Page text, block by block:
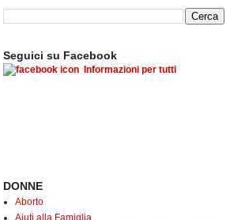
Seguici su Facebook
Informazioni per tutti
DONNE
Aborto